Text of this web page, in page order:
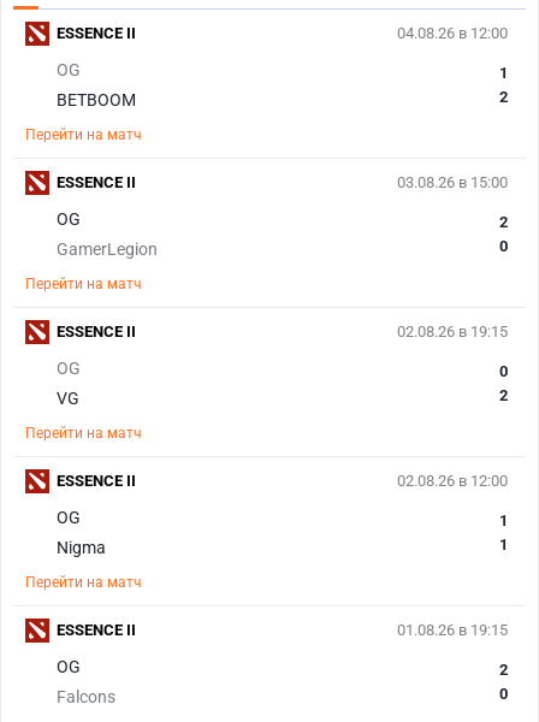
04.08.26 в 12:00
OG
BETBOOM
1
2
Перейти на матч
ESSENCE II
03.08.26 в 15:00
OG
GamerLegion
2
0
Перейти на матч
ESSENCE II
02.08.26 в 19:15
OG
VG
0
2
Перейти на матч
ESSENCE II
02.08.26 в 12:00
OG
Nigma
1
1
Перейти на матч
ESSENCE II
01.08.26 в 19:15
OG
Falcons
2
0
ESSENCE II